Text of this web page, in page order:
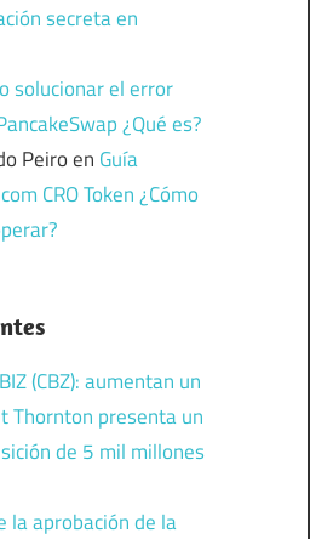
secreta en
solucionar el error
¿Qué es?
Peiroen Guía
CRO Token ¿Cómo
(CBZ): aumentan un
Thornton presenta un
de 5 mil millones
la aprobación de la